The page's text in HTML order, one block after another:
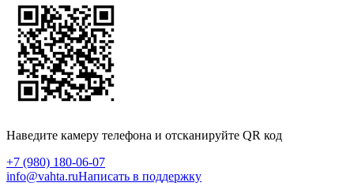
Наведите камеру телефона и отсканируйте QR код
+7 (980) 180-06-07
info@vahta.ruНаписать в поддержку